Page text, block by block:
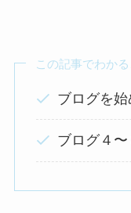
この記事でわかる
ブログを
ブログ４